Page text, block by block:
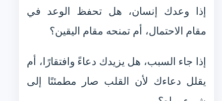
إذا وعدك إنسان، هل تحفظ الوعد في
مقام الاحتمال، أم تمنحه مقام اليقين؟
إذا جاء السبب، هل يزيدك دعاءً وافتقارًا، أم
يقلل دعاءك لأن القلب صار مطمئنًا إلى